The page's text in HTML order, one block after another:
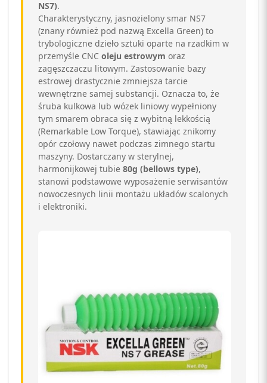
NS7).
Charakterystyczny, jasnozielony smar NS7
(znany również pod nazwą Excella Green) to
trybologiczne dzieło sztuki oparte na rzadkim w
przemyśle CNC oleju estrowym oraz
zagęszczaczu litowym. Zastosowanie bazy
estrowej drastycznie zmniejsza tarcie
wewnętrzne samej substancji. Oznacza to, że
śruba kulkowa lub wózek liniowy wypełniony
tym smarem obraca się z wybitną lekkością
(Remarkable Low Torque), stawiając znikomy
opór czołowy nawet podczas zimnego startu
maszyny. Dostarczany w sterylnej,
harmonijkowej tubie 80g (bellows type),
stanowi podstawowe wyposażenie serwisantów
nowoczesnych linii montażu układów scalonych
i elektroniki.